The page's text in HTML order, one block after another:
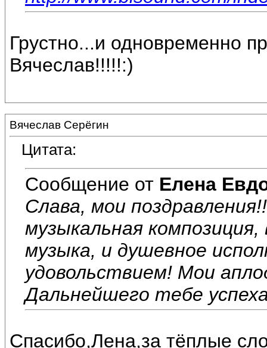
Грустно...и одновременно
Вячеслав!!!!!:)
Вячеслав Серёгин
Цитата:
Сообщение от Елена
Слава, мои
музыкальная
музыка, и душевное
удовольствием! Мои
Дальнейшего тебе
Спасибо,Лена,за тёплые